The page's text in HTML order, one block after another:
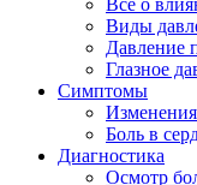
Все о
Виды
Давление
Глазное
Симптомы
Боль в
Диагностика
Осмотр